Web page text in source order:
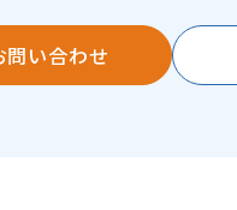
い合わせ